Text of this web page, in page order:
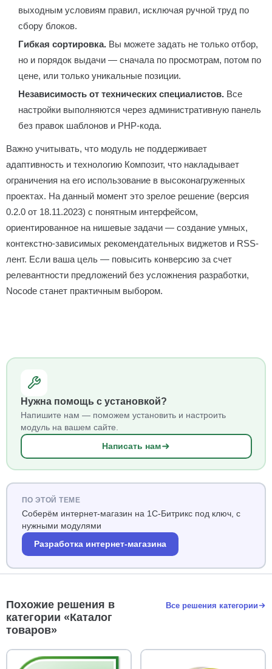
выходным условиям правил, исключая ручной труд по
сбору блоков.
Гибкая сортировка. Вы можете задать не только отбор,
но и порядок выдачи — сначала по просмотрам, потом по
цене, или только уникальные позиции.
Независимость от технических специалистов. Все
настройки выполняются через административную панель
без правок шаблонов и PHP-кода.
Важно учитывать, что модуль не поддерживает
адаптивность и технологию Композит, что накладывает
ограничения на его использование в высоконагруженных
проектах. На данный момент это зрелое решение (версия
0.2.0 от 18.11.2023) с понятным интерфейсом,
ориентированное на нишевые задачи — создание умных,
контекстно-зависимых рекомендательных виджетов и RSS-
лент. Если ваша цель — повысить конверсию за счет
релевантности предложений без усложнения разработки,
Nocode станет практичным выбором.
Нужна помощь с установкой?
Напишите нам — поможем установить и настроить
модуль на вашем сайте.
Написать нам
ПО ЭТОЙ ТЕМЕ
Соберём интернет-магазин на 1С-Битрикс под ключ, с
нужными модулями
Разработка интернет-магазина
Похожие решения в
категории «Каталог
товаров»
Все решения категории